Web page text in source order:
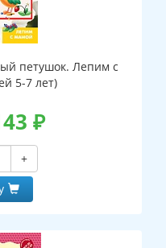
петушок. Лепим с
5-7 лет)
₽
+